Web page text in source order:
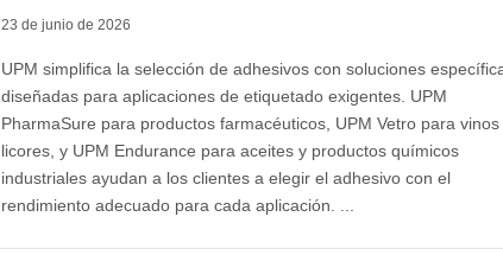
23 de junio de 2026
UPM simplifica la selección de adhesivos con soluciones
diseñadas para aplicaciones de etiquetado exigentes. UPM
PharmaSure para productos farmacéuticos, UPM Vetro para vinos
licores, y UPM Endurance para aceites y productos químicos
industriales ayudan a los clientes a elegir el adhesivo con el
rendimiento adecuado para cada aplicación. ...